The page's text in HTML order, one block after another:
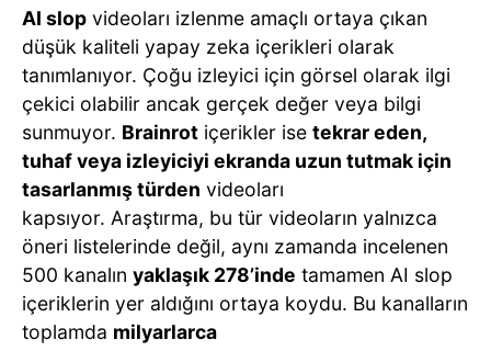
AI slop videoları izlenme amaçlı ortaya çıkan
düşük kaliteli yapay zeka içerikleri olarak
tanımlanıyor. Çoğu izleyici için görsel olarak ilgi
çekici olabilir ancak gerçek değer veya bilgi
sunmuyor. Brainrot içerikler ise tekrar eden,
tuhaf veya izleyiciyi ekranda uzun tutmak için
tasarlanmış türden videoları
kapsıyor. Araştırma, bu tür videoların yalnızca
öneri listelerinde değil, aynı zamanda incelenen
500 kanalın yaklaşık 278’inde tamamen AI slop
içeriklerin yer aldığını ortaya koydu. Bu kanalların
toplamda milyarlarca